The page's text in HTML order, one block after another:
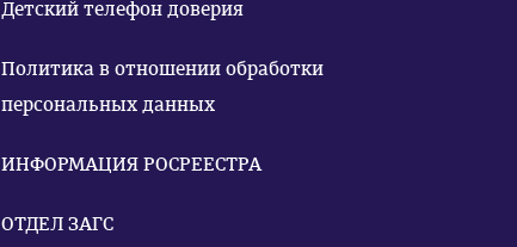
Детский телефон доверия
Политика в отношении обработки
персональных данных
ИНФОРМАЦИЯ РОСРЕЕСТРА
ОТДЕЛ ЗАГС